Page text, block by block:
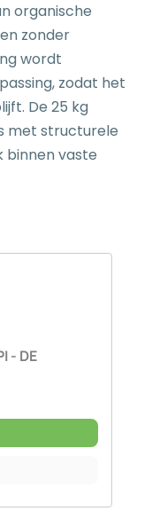
organische
zonder
wordt
zodat het
De 25 kg
met structurele
binnen vaste
- DE